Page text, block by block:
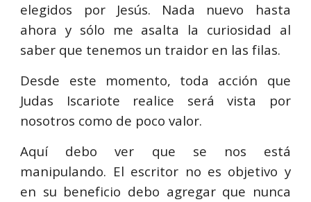
elegidos por Jesús. Nada nuevo hasta
ahora y sólo me asalta la curiosidad al
saber que tenemos un traidor en las filas.
Desde este momento, toda acción que
Judas Iscariote realice será vista por
nosotros como de poco valor.
Aquí debo ver que se nos está
manipulando. El escritor no es objetivo y
en su beneficio debo agregar que nunca